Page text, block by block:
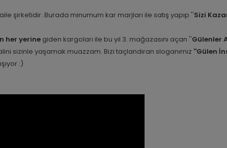
şirketidir. Burada minumum kar marjları ile satış yapıp ''Sizi
her yerine giden kargoları ile bu yıl 3. mağazasını açan ''Gülenler
sizinle yaşamak muazzam. Bizi taçlandıran sloganımız ''Gülen
:)